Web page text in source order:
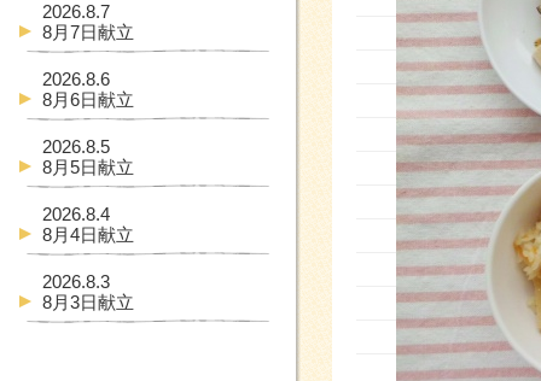
2026.8.7
8月7日献立
2026.8.6
8月6日献立
2026.8.5
8月5日献立
2026.8.4
8月4日献立
2026.8.3
8月3日献立